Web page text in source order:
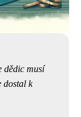
dědic musí
dostal k